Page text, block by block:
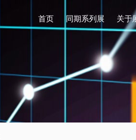
首页 同期系列展 关于